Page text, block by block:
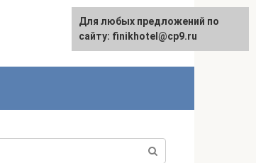
English
Для любых предложений по
сайту: finikhotel@cp9.ru